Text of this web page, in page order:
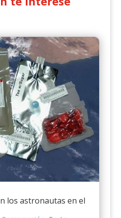
los astronautas en el